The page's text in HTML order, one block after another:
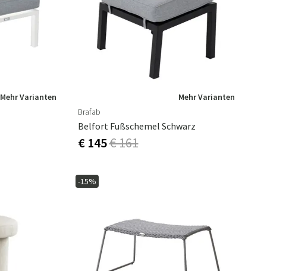
Mehr Varianten
Mehr Varianten
Brafab
Belfort Fußschemel Schwarz
€ 145€ 161
-15%